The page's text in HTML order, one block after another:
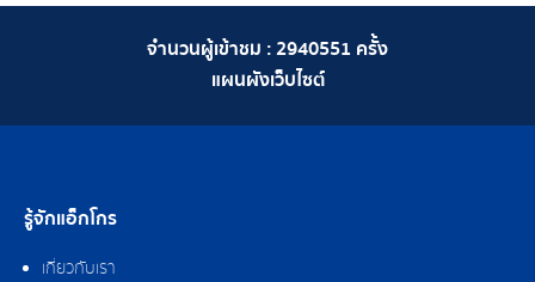
จำนวนผู้เข้าชม :2940551 ครั้ง
แผนผังเว็บไซต์
รู้จักแอ็กโกร
เกี่ยวกับเรา